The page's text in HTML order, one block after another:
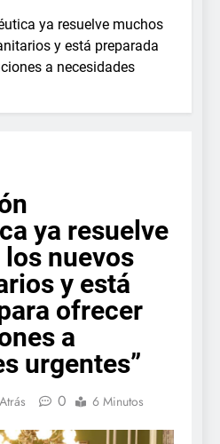
ya resuelve muchos
y está preparada
a necesidades
ya resuelve
nuevos
y está
ofrecer
a
urgentes”
0 6 Minutos